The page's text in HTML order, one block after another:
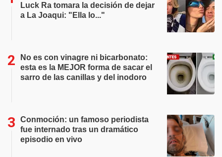
Luck Ra tomara la decisión de dejar
a La Joaqui: "Ella lo..."
No es con vinagre ni bicarbonato:
esta es la MEJOR forma de sacar el
sarro de las canillas y del inodoro
Conmoción: un famoso periodista
fue internado tras un dramático
episodio en vivo